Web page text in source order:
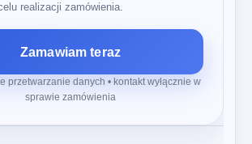
realizacji zamówienia.
Zamawiam teraz
przetwarzanie danych • kontakt wyłącznie w
sprawie zamówienia